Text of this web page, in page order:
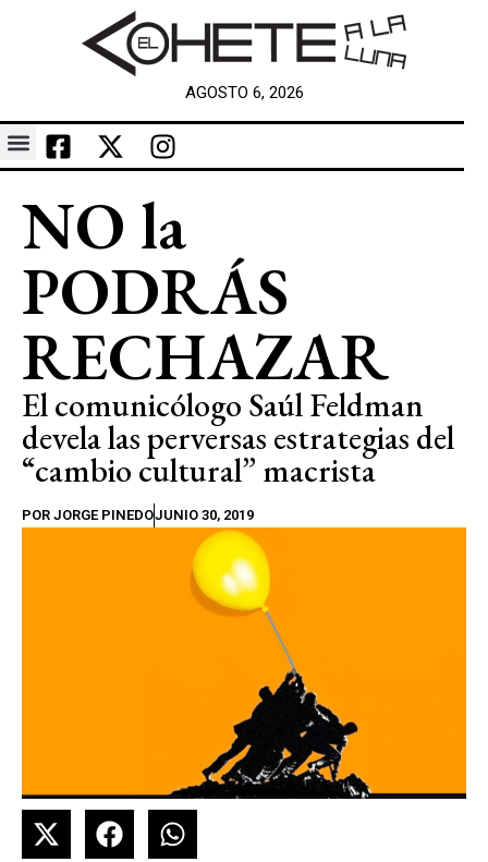
AGOSTO 6, 2026
NO la
PODRÁS
RECHAZAR
El comunicólogo Saúl Feldman
devela las perversas estrategias del
“cambio cultural” macrista
POR JORGE PINEDOJUNIO 30, 2019